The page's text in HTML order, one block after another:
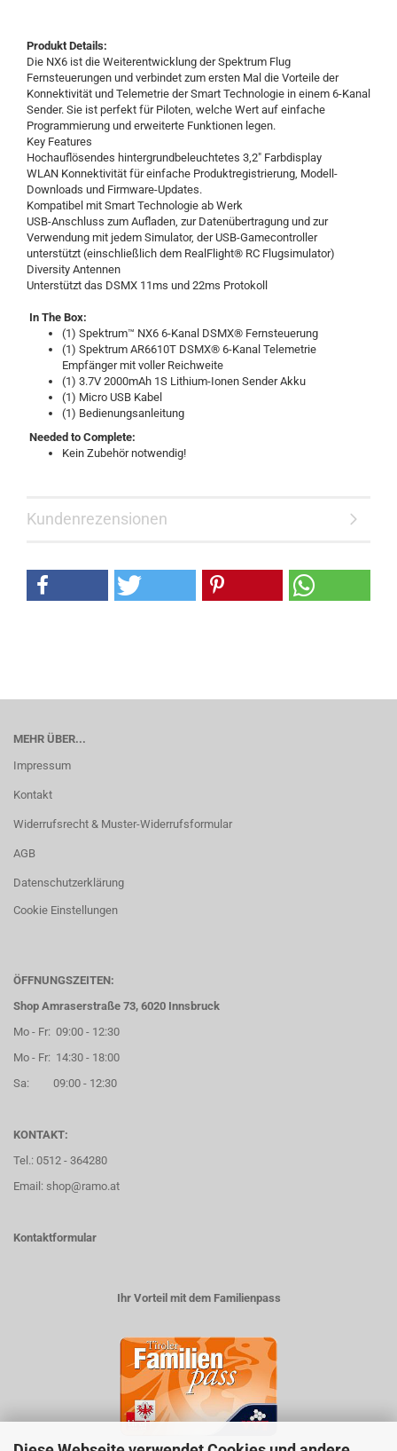
Produkt Details:
Die NX6 ist die Weiterentwicklung der Spektrum Flug
Fernsteuerungen und verbindet zum ersten Mal die Vorteile der
Konnektivität und Telemetrie der Smart Technologie in einem 6-Kanal
Sender. Sie ist perfekt für Piloten, welche Wert auf einfache
Programmierung und erweiterte Funktionen legen.
Key Features
Hochauflösendes hintergrundbeleuchtetes 3,2" Farbdisplay
WLAN Konnektivität für einfache Produktregistrierung, Modell-
Downloads und Firmware-Updates.
Kompatibel mit Smart Technologie ab Werk
USB-Anschluss zum Aufladen, zur Datenübertragung und zur
Verwendung mit jedem Simulator, der USB-Gamecontroller
unterstützt (einschließlich dem RealFlight® RC Flugsimulator)
Diversity Antennen
Unterstützt das DSMX 11ms und 22ms Protokoll
In The Box:
(1) Spektrum™ NX6 6-Kanal DSMX® Fernsteuerung
(1) Spektrum AR6610T DSMX® 6-Kanal Telemetrie
Empfänger mit voller Reichweite
(1) 3.7V 2000mAh 1S Lithium-Ionen Sender Akku
(1) Micro USB Kabel
(1) Bedienungsanleitung
Needed to Complete:
Kein Zubehör notwendig!
Kundenrezensionen
MEHR ÜBER...
Impressum
Kontakt
Widerrufsrecht & Muster-Widerrufsformular
AGB
Datenschutzerklärung
Cookie Einstellungen
ÖFFNUNGSZEITEN:
Shop Amraserstraße 73, 6020 Innsbruck
Mo - Fr: 09:00 - 12:30
Mo - Fr: 14:30 - 18:00
Sa: 09:00 - 12:30
KONTAKT:
Tel.: 0512 - 364280
Email: shop@ramo.at
Kontaktformular
Ihr Vorteil mit dem Familienpass